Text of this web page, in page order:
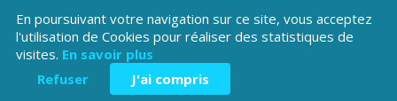
Valoriser
Restez informé des projets et des actualités du patrimoine des
Hautes-Alpes
En poursuivant votre navigation sur ce site, vous acceptez
l'utilisation de Cookies pour réaliser des statistiques de
visites. En savoir plus
Refuser
J'ai compris